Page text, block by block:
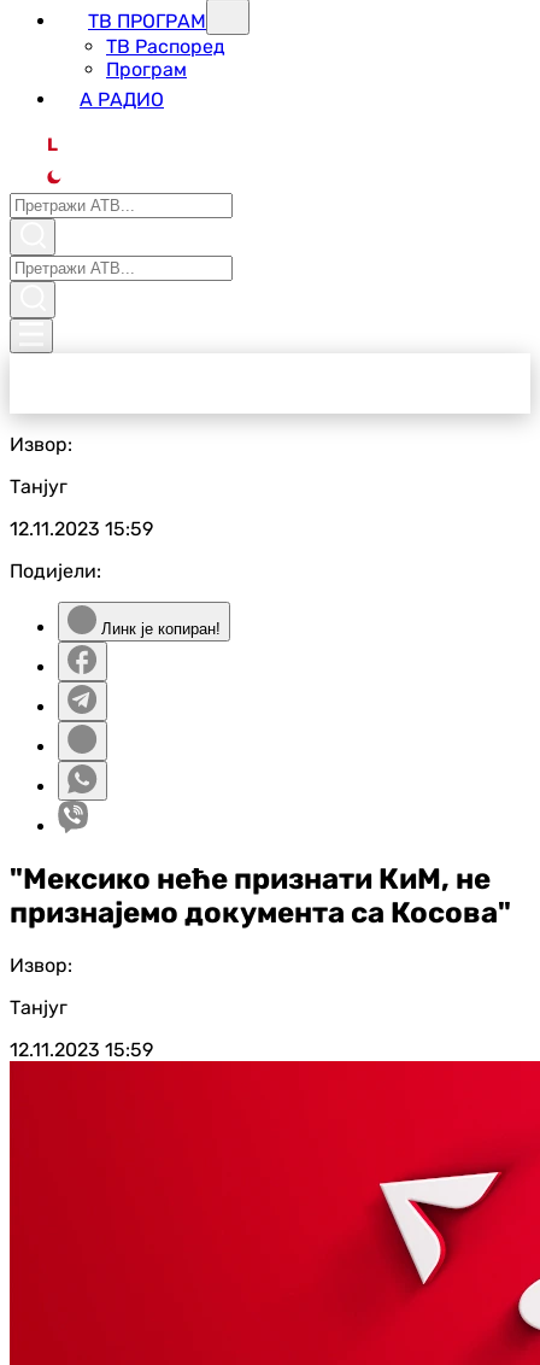
ТВ ПРОГРАМ
ТВ Распоред
Програм
А РАДИО
L
Извор:
Танјуг
12.11.2023 15:59
Подијели:
Линк је копиран!
"Мексико неће признати КиМ, не
признајемо документа са Косова"
Извор:
Танјуг
12.11.2023 15:59